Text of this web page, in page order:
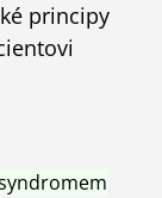
principy